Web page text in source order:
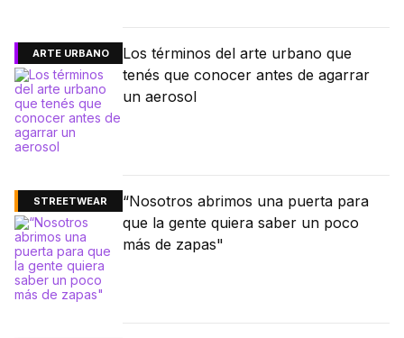
ARTE URBANO
Los términos del arte urbano que
tenés que conocer antes de agarrar
un aerosol
STREETWEAR
“Nosotros abrimos una puerta para
que la gente quiera saber un poco
más de zapas"